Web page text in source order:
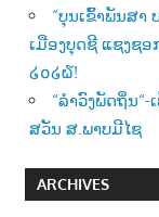
“ບຸນເຂົ້າພັນສາ
ເມືອງບຸດຊີ ແຊງຊ
໒໐໒໖!
“ລຳວົງພັດຖິ່ນ
ສວັນ ສ.ພາບມີໄຊ
ARCHIVES